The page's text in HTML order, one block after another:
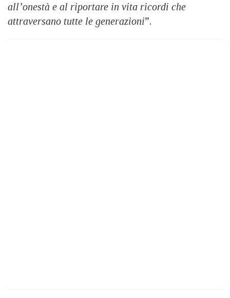
all’onestà e al riportare in vita ricordi che
attraversano tutte le generazioni”.